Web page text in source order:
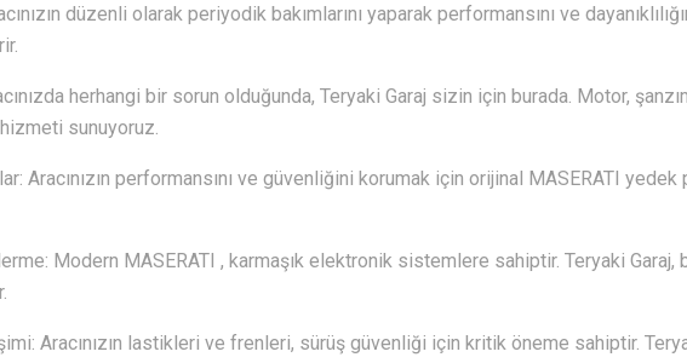
düzenli olarak periyodik bakımlarını yaparak performansını ve
herhangi bir sorun olduğunda, Teryaki Garaj sizin için burada. Motor,
sunuyoruz.
Aracınızın performansını ve güvenliğini korumak için orijinal MASERATI
Modern MASERATI , karmaşık elektronik sistemlere sahiptir. Teryaki
Aracınızın lastikleri ve frenleri, sürüş güvenliği için kritik öneme sahiptir.